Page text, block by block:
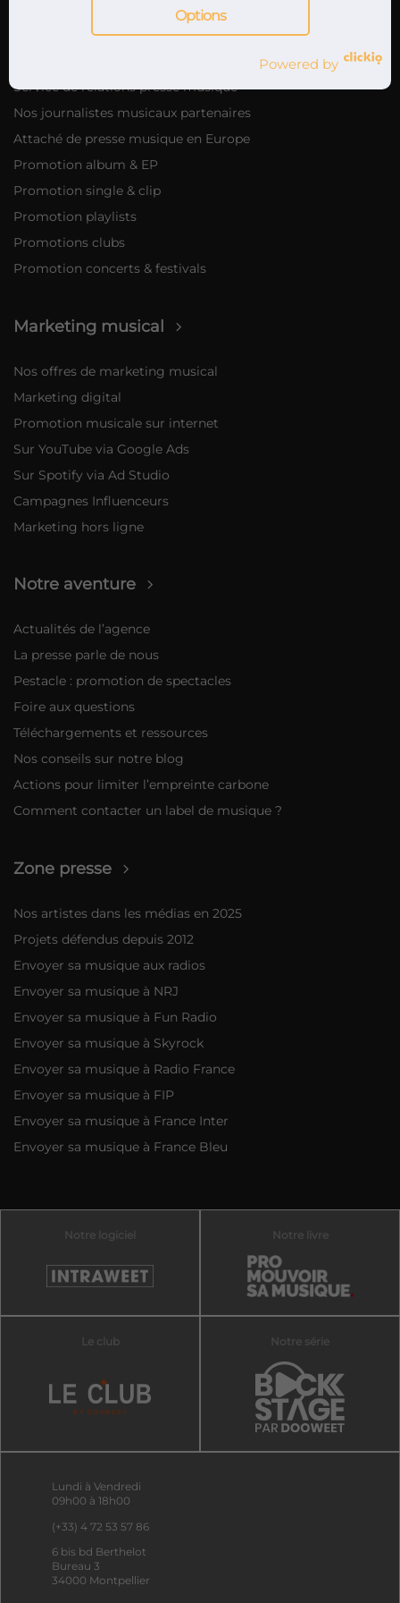
Attachés de presse musique
Service de relations presse musique
Nos journalistes musicaux partenaires
Attaché de presse musique en Europe
Promotion album & EP
Promotion single & clip
Promotion playlists
Promotions clubs
Promotion concerts & festivals
Marketing musical
Nos offres de marketing musical
Marketing digital
Promotion musicale sur internet
Sur YouTube via Google Ads
Sur Spotify via Ad Studio
Campagnes Influenceurs
Marketing hors ligne
Notre aventure
Actualités de l’agence
La presse parle de nous
Pestacle : promotion de spectacles
Foire aux questions
Téléchargements et ressources
Nos conseils sur notre blog
Actions pour limiter l’empreinte carbone
Comment contacter un label de musique ?
Zone presse
Nos artistes dans les médias en 2025
Projets défendus depuis 2012
Envoyer sa musique aux radios
Envoyer sa musique à NRJ
Envoyer sa musique à Fun Radio
Envoyer sa musique à Skyrock
Envoyer sa musique à Radio France
Envoyer sa musique à FIP
Envoyer sa musique à France Inter
Envoyer sa musique à France Bleu
Notre logiciel Notre livre
Le club Notre série
Lundi à Vendredi
09h00 à 18h00
(+33) 4 72 53 57 86
6 bis bd Berthelot
Bureau 3
34000 Montpellier
Options
Powered by